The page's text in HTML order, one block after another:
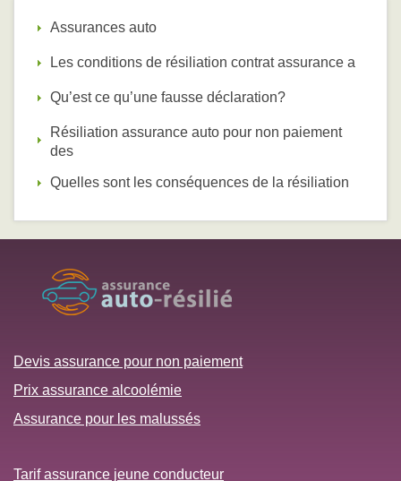
Assurances auto
Les conditions de résiliation contrat assurance a
Qu’est ce qu’une fausse déclaration?
Résiliation assurance auto pour non paiement
des
Quelles sont les conséquences de la résiliation
Devis assurance pour non paiement
Prix assurance alcoolémie
Assurance pour les malussés
Tarif assurance jeune conducteur